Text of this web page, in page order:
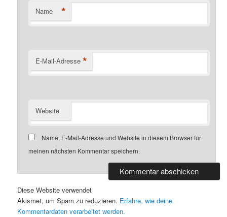
Name *
E-Mail-Adresse *
Website
Name, E-Mail-Adresse und Website in diesem Browser für
meinen nächsten Kommentar speichern.
Diese Website verwendet
Akismet, um Spam zu reduzieren. Erfahre, wie deine
Kommentardaten verarbeitet werden.